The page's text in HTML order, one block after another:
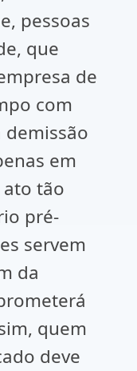
pessoas
que
de
com
demissão
em
tão
pré-
servem
da
quem
deve